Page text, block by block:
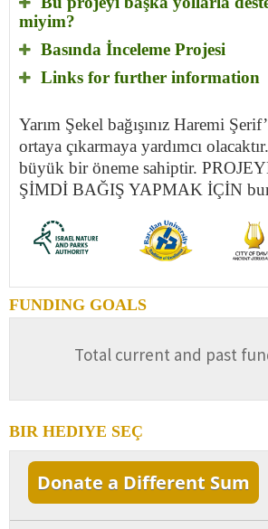
miyim?
Basında İnceleme Projesi
Links for further information
Yarım Şekel bağışınız Haremi
ortaya çıkarmaya yardımcı
büyük bir öneme sahiptir.
ŞİMDİ BAĞIŞ YAPMAK İÇİN
FUNDING GOALS
Total current and past
BIR HEDIYE SEÇ
Donate a Different Sum